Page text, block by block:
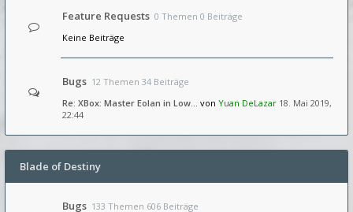
Feature Requests 0 Themen 0 Beiträge
Keine Beiträge
Bugs 12 Themen 34 Beiträge
Re: XBox: Master Eolan in Low… von Yuan DeLazar 18. Mai 2019,
22:44
Blade of Destiny
Bugs 133 Themen 606 Beiträge